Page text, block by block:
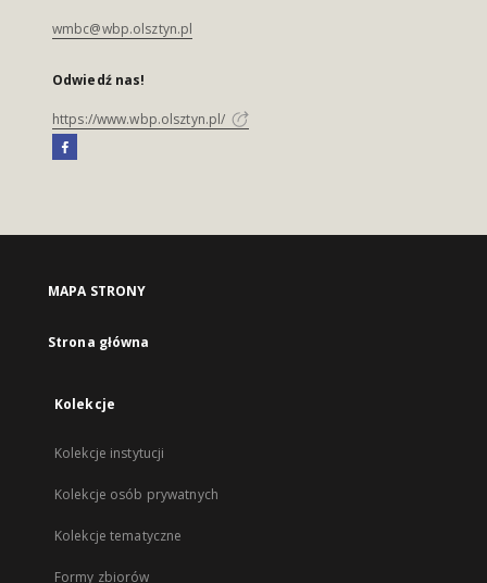
wmbc@wbp.olsztyn.pl
Odwiedź nas!
https://www.wbp.olsztyn.pl/
MAPA STRONY
Strona główna
Kolekcje
Kolekcje instytucji
Kolekcje osób prywatnych
Kolekcje tematyczne
Formy zbiorów